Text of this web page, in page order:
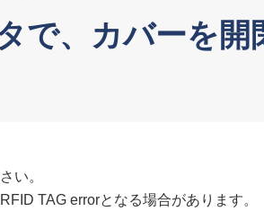
で、カバーを開
い。
TAG errorとなる場合があります。